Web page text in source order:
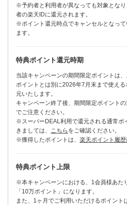
※予約者と利用者が異なっても対象とな
者の楽天IDに還元されます。
※ポイント還元時点でキャンセルとなって
ます。
特典ポイント還元時期
当該キャンペーンの期間限定ポイントは
ポイントとは別に2026年7月末まで使え
元いたします。
キャンペーン終了後、期間限定ポイント
でご注意ください。
※スーパーDEAL利用で還元される通常ポ
きましては、 こちら をご確認ください。
※獲得したポイントは、 楽天ポイント履
特典ポイント上限
※本キャンペーンにおける、1会員様あた
「10万ポイント」になります。
また、1ヶ月でご利用いただけるポイント